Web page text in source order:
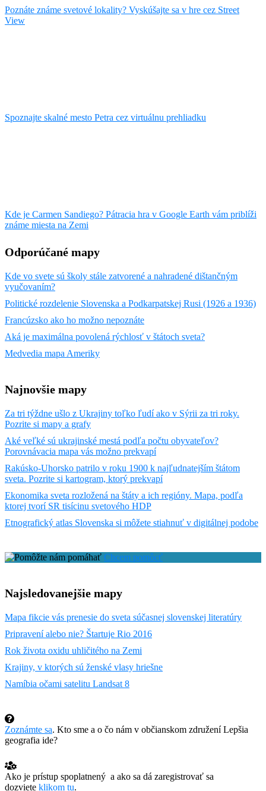
Poznáte známe svetové lokality? Vyskúšajte sa v hre cez Street
View
Spoznajte skalné mesto Petra cez virtuálnu prehliadku
Kde je Carmen Sandiego? Pátracia hra v Google Earth vám priblíži
známe miesta na Zemi
Odporúčané mapy
Kde vo svete sú školy stále zatvorené a nahradené dištančným
vyučovaním?
Politické rozdelenie Slovenska a Podkarpatskej Rusi (1926 a 1936)
Francúzsko ako ho možno nepoznáte
Aká je maximálna povolená rýchlosť v štátoch sveta?
Medvedia mapa Ameriky
Najnovšie mapy
Za tri týždne ušlo z Ukrajiny toľko ľudí ako v Sýrii za tri roky.
Pozrite si mapy a grafy
Aké veľké sú ukrajinské mestá podľa počtu obyvateľov?
Porovnávacia mapa vás možno prekvapí
Rakúsko-Uhorsko patrilo v roku 1900 k najľudnatejším štátom
sveta. Pozrite si kartogram, ktorý prekvapí
Ekonomika sveta rozložená na štáty a ich regióny. Mapa, podľa
ktorej tvorí SR tisícinu svetového HDP
Etnografický atlas Slovenska si môžete stiahnuť v digitálnej podobe
Chcem pomôcť
Najsledovanejšie mapy
Mapa fikcie vás prenesie do sveta súčasnej slovenskej literatúry
Pripravení alebo nie? Štartuje Rio 2016
Rok života oxidu uhličitého na Zemi
Krajiny, v ktorých sú ženské vlasy hriešne
Namíbia očami satelitu Landsat 8
Zoznámte sa. Kto sme a o čo nám v občianskom združení Lepšia
geografia ide?
Ako je prístup spoplatnený a ako sa dá zaregistrovať sa
dozviete klikom tu.